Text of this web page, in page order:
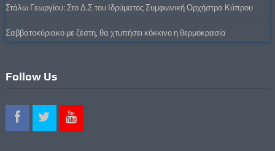
Στάλω Γεωργίου: Στο Δ.Σ του Ιδρύματος Συμφωνική Ορχήστρα Κύπρου
Σαββατοκύριακο με ζέστη, θα χτυπήσει κόκκινο η θερμοκρασία
Follow Us